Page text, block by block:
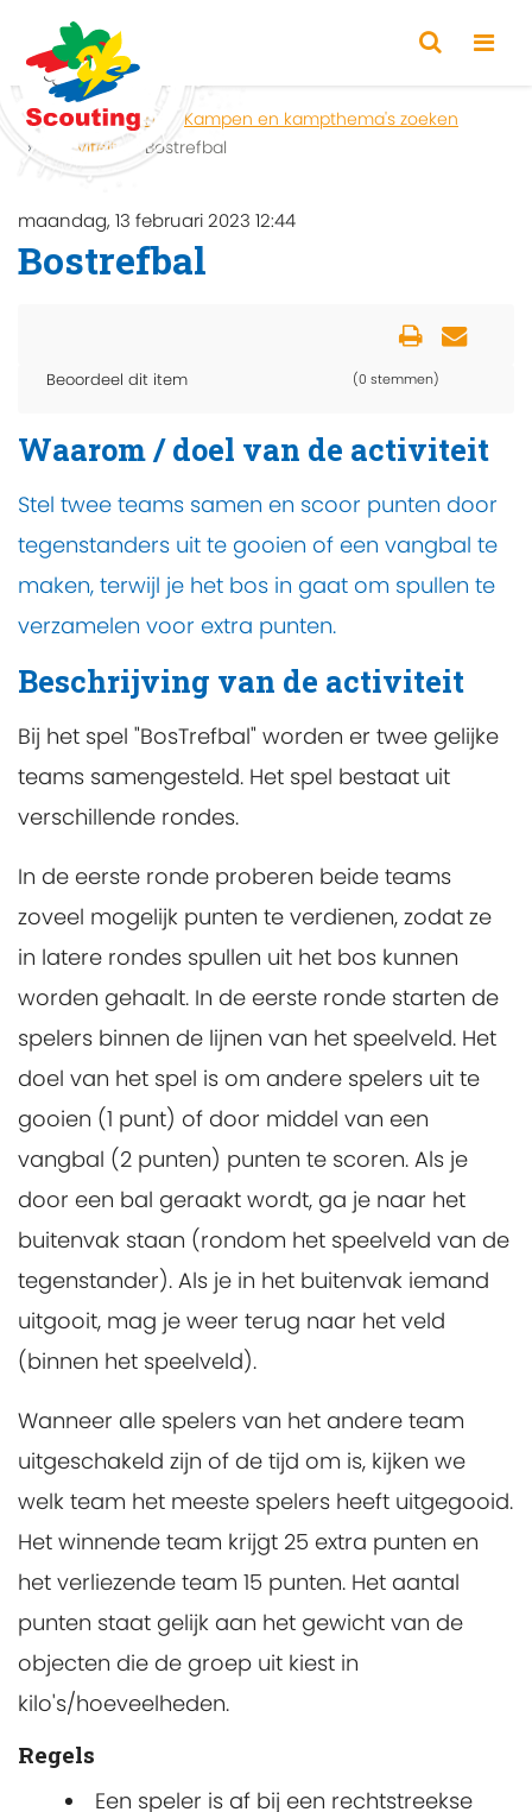
Home Zoeken
Kampen en kampthema's zoeken
Activiteit
Bostrefbal
maandag, 13 februari 2023 12:44
Bostrefbal
Beoordeel dit item (0 stemmen)
Waarom / doel van de activiteit
Stel twee teams samen en scoor punten door
tegenstanders uit te gooien of een vangbal te
maken, terwijl je het bos in gaat om spullen te
verzamelen voor extra punten.
Beschrijving van de activiteit
Bij het spel "BosTrefbal" worden er twee gelijke
teams samengesteld. Het spel bestaat uit
verschillende rondes.
In de eerste ronde proberen beide teams
zoveel mogelijk punten te verdienen, zodat ze
in latere rondes spullen uit het bos kunnen
worden gehaalt. In de eerste ronde starten de
spelers binnen de lijnen van het speelveld. Het
doel van het spel is om andere spelers uit te
gooien (1 punt) of door middel van een
vangbal (2 punten) punten te scoren. Als je
door een bal geraakt wordt, ga je naar het
buitenvak staan (rondom het speelveld van de
tegenstander). Als je in het buitenvak iemand
uitgooit, mag je weer terug naar het veld
(binnen het speelveld).
Wanneer alle spelers van het andere team
uitgeschakeld zijn of de tijd om is, kijken we
welk team het meeste spelers heeft uitgegooid.
Het winnende team krijgt 25 extra punten en
het verliezende team 15 punten. Het aantal
punten staat gelijk aan het gewicht van de
objecten die de groep uit kiest in
kilo's/hoeveelheden.
Regels
Een speler is af bij een rechtstreekse